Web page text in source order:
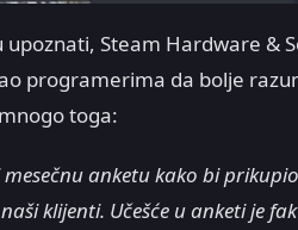
upoznati, Steam Hardware &
programerima da bolje
toga:
anketu kako bi
klijenti. Učešće u anketi je